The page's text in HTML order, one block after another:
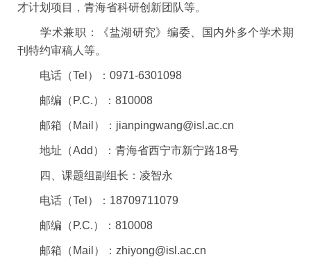
才计划项目，青海省科研创新团队等。
学术兼职：《盐湖研究》编委、国内外多个学术期
刊特约审稿人等。
电话（Tel ）： 0971-6301098
邮编（ P.C.）： 810008
邮箱（ Mail ）： jianpingwang@isl.ac.cn
地址（Add ）：青海省西宁市新宁路18号
四、课题组副组长：凌智永
电话（Tel ）： 18709711079
邮编（ P.C.）： 810008
邮箱（ Mail ）： zhiyong@isl.ac.cn